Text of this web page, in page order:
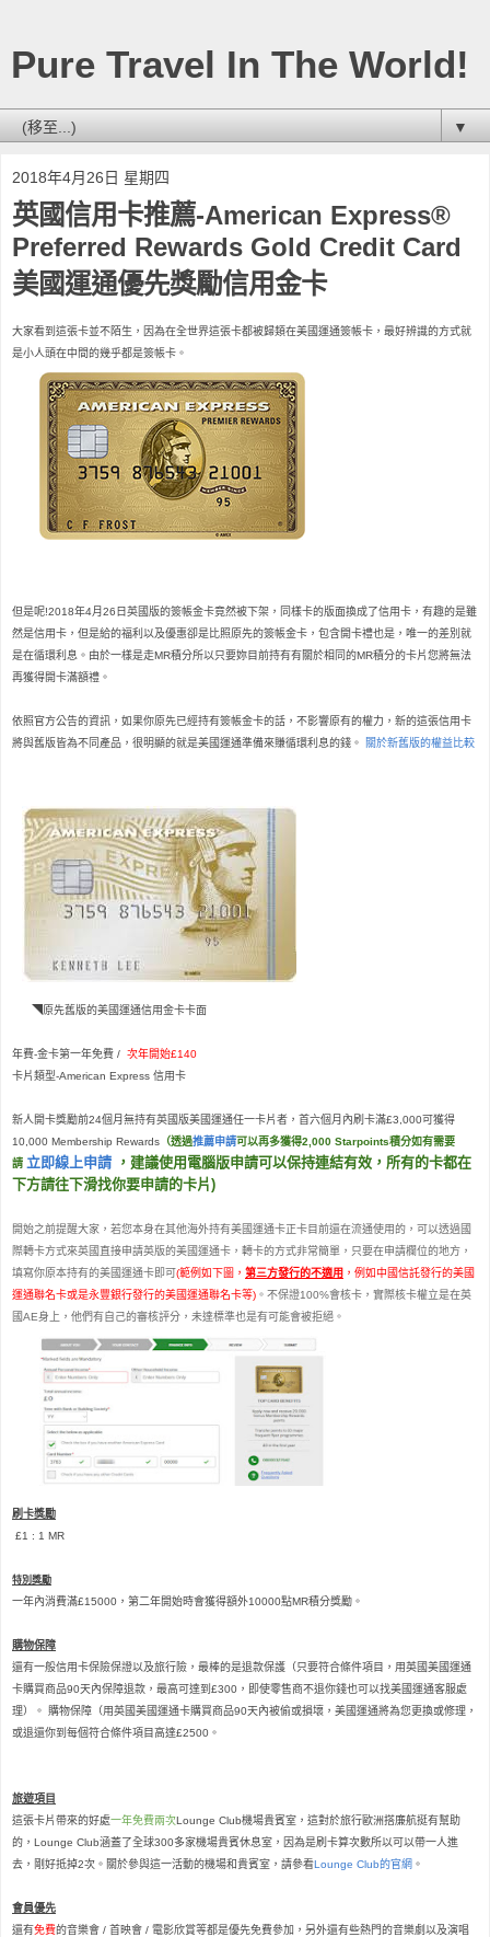
Pure Travel In The World!
▼
2018年4月26日 星期四
英國信用卡推薦-American Express®
Preferred Rewards Gold Credit Card
美國運通優先獎勵信用金卡
大家看到這張卡並不陌生，因為在全世界這張卡都被歸類在美國運通簽帳卡，最好辨識的方式就
是小人頭在中間的幾乎都是簽帳卡。
但是呢!2018年4月26日英國版的簽帳金卡竟然被下架，同樣卡的版面換成了信用卡，有趣的是雖
然是信用卡，但是給的福利以及優惠卻是比照原先的簽帳金卡，包含開卡禮也是，唯一的差別就
是在循環利息。由於一樣是走MR積分所以只要妳目前持有有關於相同的MR積分的卡片您將無法
再獲得開卡滿額禮。
依照官方公告的資訊，如果你原先已經持有簽帳金卡的話，不影響原有的權力，新的這張信用卡
將與舊版皆為不同產品，很明顯的就是美國運通準備來賺循環利息的錢。 關於新舊版的權益比較
◥ 原先舊版的美國運通信用金卡卡面
年費-金卡第一年免費 / 次年開始£140
卡片類型-American Express 信用卡
新人開卡獎勵前24個月無持有英國版美國運通任一卡片者 ， 首六個月內刷卡滿£3,000可獲得
10,000 Membership Rewards （透過推薦申請可以再多獲得2,000 Starpoints積分如有需要
請 立即線上申請 ，建議使用電腦版申請可以保持連結有效，所有的卡都在
下方請往下滑找你要申請的卡片)
開始之前提醒大家，若您本身在其他海外持有美國運通卡正卡目前還在流通使用的，可以透過國
際轉卡方式來英國直接申請英版的美國運通卡，轉卡的方式非常簡單，只要在申請欄位的地方，
填寫你原本持有的美國運通卡即可(範例如下圖， 第三方發行的不適用 ，例如中國信託發行的美國
運通聯名卡或是永豐銀行發行的美國運通聯名卡等) 。不保證100%會核卡，實際核卡權立是在英
國AE身上，他們有自己的審核評分，未達標準也是有可能會被拒絕。
刷卡獎勵
£1 : 1 MR
特別獎勵
一年內消費滿£15000，第二年開始時會獲得額外10000點MR積分獎勵。
購物保障
還有一般信用卡保險保證以及旅行險 ， 最棒的是退款保護（只要符合條件項目，用英國美國運通
卡購買商品90天內保障退款，最高可達到£300，即使零售商不退你錢也可以找美國運通客服處
理）。 購物保障（用英國美國運通卡購買商品90天內被偷或損壞，美國運通將為您更換或修理，
或退還你到每個符合條件項目高達£2500。
旅遊項目
這張卡片帶來的好處一年免費兩次Lounge Club機場貴賓室 ，這對於旅行歐洲搭廉航挺有幫助
的 ， Lounge Club涵蓋了全球300多家機場貴賓休息室， 因為是刷卡算次數所以可以帶一人進
去 ，剛好抵掉2次 。關於參與這一活動的機場和貴賓室，請參看Lounge Club的官網 。
會員優先
還有免費的音樂會 / 首映會 / 電影欣賞等都是優先免費參加，另外還有些熱門的音樂劇以及演唱